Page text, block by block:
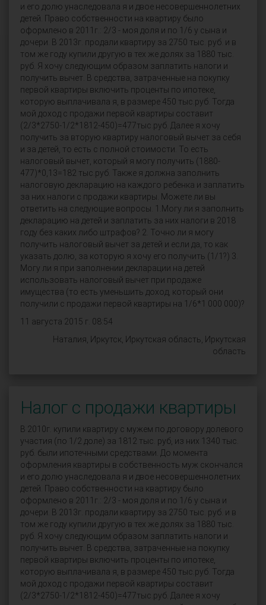
и его долю унаследовала я и двое несовершеннолетних
детей. Право собственности на квартиру было
оформлено в 2011г.: 2/3 - моя доля и по 1/6 у сына и
дочери. В 2013г. продали квартиру за 2750 тыс. руб. и в
том же году купили другую в тех же долях за 1880 тыс.
руб. Я хочу следующим образом заплатить налоги и
получить вычет. В средства, затраченные на покупку
первой квартиры включить проценты по ипотеке,
которую выплачивала я, в размере 450 тыс.руб. Тогда
мой доход с продажи первой квартиры составит
(2/3*2750-1/2*1812-450)=477тыс.руб. Далее я хочу
получить за вторую квартиру налоговый вычет за себя
и за детей, то есть с полной стоимости. То есть
налоговый вычет, который я могу получить (1880-
477)*0,13=182 тыс.руб. Также я должна заполнить
налоговую декларацию на каждого ребенка и заплатить
за них налоги с продажи квартиры. Можете ли вы
ответить на следующие вопросы. 1.Могу ли я заполнить
декларацию на детей и заплатить за них налоги в 2018
году без каких либо штрафов? 2. Точно ли я могу
получить налоговый вычет за детей и если да, то как
указать долю, за которую я хочу его получить (1/1?) 3.
Могу ли я при заполнении декларации на детей
использовать налоговый вычет при продаже
имущества (то есть уменьшить доход, который они
получили с продажи первой квартиры на 1/6*1 000 000)?
11 августа 2015 г. 08:54
Наталия, Иркутск, Иркутская область, Иркутская
область
Налог с продажи квартиры
В 2010г. купили квартиру с мужем по договору долевого
участия (по 1/2 доле) за 1812 тыс. руб, из них 1340 тыс.
руб. были ипотечными средствами. До момента
оформления квартиры в собственность муж скончался
и его долю унаследовала я и двое несовершеннолетних
детей. Право собственности на квартиру было
оформлено в 2011г.: 2/3 - моя доля и по 1/6 у сына и
дочери. В 2013г. продали квартиру за 2750 тыс. руб. и в
том же году купили другую в тех же долях за 1880 тыс.
руб. Я хочу следующим образом заплатить налоги и
получить вычет. В средства, затраченные на покупку
первой квартиры включить проценты по ипотеке,
которую выплачивала я, в размере 450 тыс.руб. Тогда
мой доход с продажи первой квартиры составит
(2/3*2750-1/2*1812-450)=477тыс.руб. Далее я хочу